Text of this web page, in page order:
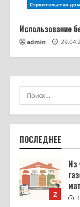
Строительство
Использование
admin
ПОСЛЕДНЕЕ
5
2
Из
3